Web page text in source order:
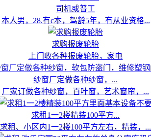
司机或普工
本人男，28.有c本，驾龄5年，有从业资格...
求购报废轮胎
上门收各种报废轮胎，家电
纱窗厂定做各种纱窗，...
厂家订做各种纱窗，百叶窗，艺术窗帘，...
求租1一2楼精装100平方...
求租、小区内1一2楼100平方左右，精装，...